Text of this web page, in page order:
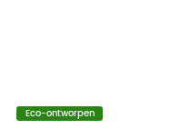
Eco-ontworpen